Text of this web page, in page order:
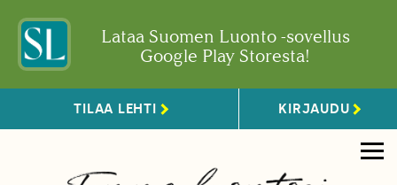
Lataa Suomen Luonto -sovellus
Google Play Storesta!
TILAA LEHTI KIRJAUDU